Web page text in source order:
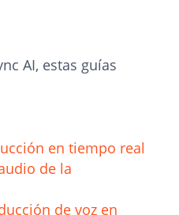
AI, estas guías
en tiempo real
de la
de voz en